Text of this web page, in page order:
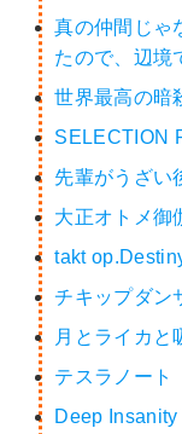
真の仲間じゃ
たので、辺境
世界最高の暗
SELECTION
先輩がうざい
大正オトメ御
takt
チキップダン
月とライカと
テスラノート
Deep